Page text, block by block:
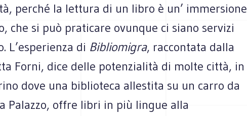
perché la lettura di un libro è un’ immersione
che si può praticare ovunque ci siano servizi
L’esperienza di Bibliomigra, raccontata dalla
Forni, dice delle potenzialità di molte città, in
dove una biblioteca allestita su un carro da
Palazzo, offre libri in più lingue alla